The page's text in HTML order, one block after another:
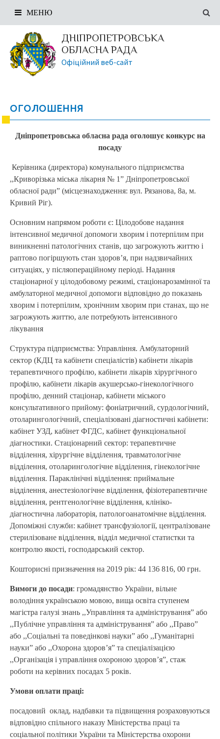
ДНІПРОПЕТРОВСЬКА
ОБЛАСНА РАДА
Офіційний веб-сайт
МЕНЮ
ОГОЛОШЕННЯ
Дніпропетровська обласна рада оголошує конкурс на
посаду
Керівника (директора) комунального підприємства
,,Криворізька міська лікарня № 1” Дніпропетровської
обласної ради” (місцезнаходження: вул. Рязанова, 8а, м.
Кривий Ріг).
Основним напрямом роботи є: Цілодобове надання
інтенсивної медичної допомоги хворим і потерпілим при
виникненні патологічних станів, що загрожують життю і
раптово погіршують стан здоров’я, при надзвичайних
ситуаціях, у післяопераційному періоді. Надання
стаціонарної у цілодобовому режимі, стаціонарозамінної та
амбулаторної медичної допомоги відповідно до показань
хворим і потерпілим, хронічним хворим при станах, що не
загрожують життю, але потребують інтенсивного
лікування
Структура підприємства: Управління. Амбулаторний
сектор (КДЦ та кабінети спеціалістів) кабінети лікарів
терапевтичного профілю, кабінети лікарів хірургічного
профілю, кабінети лікарів акушерсько-гінекологічного
профілю, денний стаціонар, кабінети міського
консультативного прийому: фоніатричний, сурдологічний,
отоларингологічний, спеціалізовані діагностичні кабінети:
кабінет УЗД, кабінет ФГДС, кабінет функціональної
діагностики. Стаціонарний сектор: терапевтичне
відділення, хірургічне відділення, травматологічне
відділення, отоларингологічне відділення, гінекологічне
відділення. Параклінічні відділення: приймальне
відділення, анестезіологічне відділення, фізіотерапевтичне
відділення, рентгенологічне відділення, клініко-
діагностична лабораторія, патологоанатомічне відділення.
Допоміжні служби: кабінет трансфузіології, централізоване
стерилізоване відділення, відділ медичної статистки та
контролю якості, господарський сектор.
Кошторисні призначення на 2019 рік: 44 136 816, 00 грн.
Вимоги до посади: громадянство України, вільне
володіння українською мовою, вища освіта ступенем
магістра галузі знань ,,Управління та адміністрування” або
,,Публічне управління та адміністрування” або ,,Право”
або ,,Соціальні та поведінкові науки” або ,,Гуманітарні
науки” або ,,Охорона здоров’я” та спеціалізацією
,,Організація і управління охороною здоров’я”, стаж
роботи на керівних посадах 5 років.
Умови оплати праці:
посадовий оклад, надбавки та підвищення розраховуються
відповідно спільного наказу Міністерства праці та
соціальної політики України та Міністерства охорони